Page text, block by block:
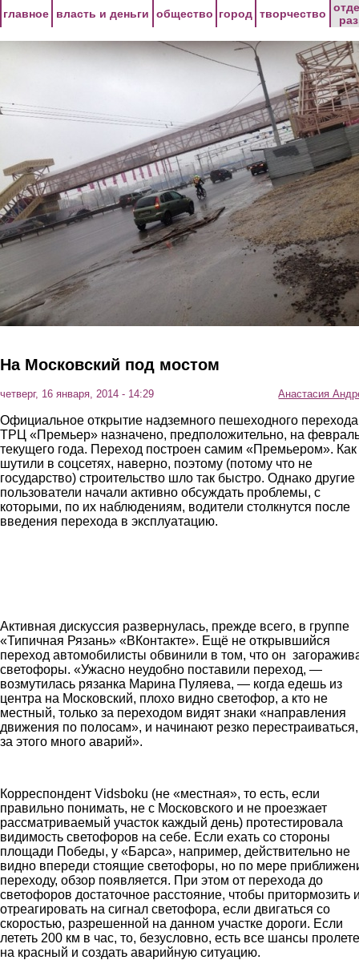
главное власть и деньги общество город творчество
На Московский под мостом
четверг, 16 января, 2014 - 14:29 Анастасия
Официальное открытие надземного пешеходного
ТРЦ «Премьер» назначено, предположительно, на
текущего года. Переход построен самим «Премьером». Как
шутили в соцсетях, наверно, поэтому (потому что не
государство) строительство шло так быстро. Однако другие
пользователи начали активно обсуждать проблемы, с
которыми, по их наблюдениям, водители столкнутся после
введения перехода в эксплуатацию.
Активная дискуссия развернулась, прежде всего, в группе
«Типичная Рязань» «ВКонтакте». Ещё не открывшийся
переход автомобилисты обвинили в том, что он
светофоры. «Ужасно неудобно поставили переход, —
возмутилась рязанка Марина Пуляева, — когда едешь из
центра на Московский, плохо видно светофор, а кто не
местный, только за переходом видят знаки «направления
движения по полосам», и начинают резко
за этого много аварий».
Корреспондент Vidsboku (не «местная», то есть, если
правильно понимать, не с Московского и не проезжает
рассматриваемый участок каждый день) протестировала
видимость светофоров на себе. Если ехать со стороны
площади Победы, у «Барса», например, действительно не
видно впереди стоящие светофоры, но по мере
переходу, обзор появляется. При этом от перехода до
светофоров достаточное расстояние, чтобы притормозить
отреагировать на сигнал светофора, если двигаться со
скоростью, разрешенной на данном участке дороги. Если
лететь 200 км в час, то, безусловно, есть все шансы
на красный и создать аварийную ситуацию.